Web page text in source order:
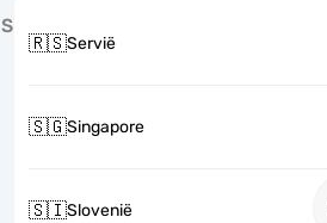
S
🇷🇸Servië
🇸🇬Singapore
🇸🇮Slovenië